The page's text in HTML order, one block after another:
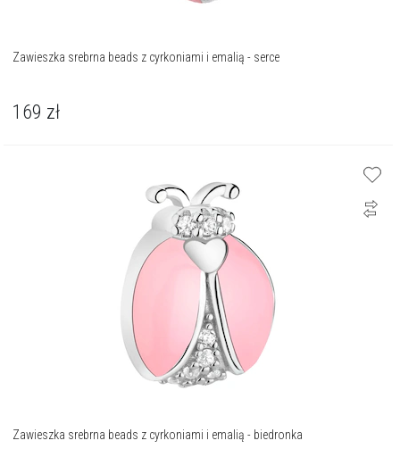
Zawieszka srebrna beads z cyrkoniami i emalią - serce
169 zł
Zawieszka srebrna beads z cyrkoniami i emalią - biedronka